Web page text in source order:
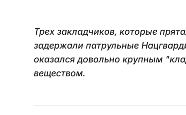
Трех закладчиков, которые
задержали патрульные
оказался довольно крупным
веществом.